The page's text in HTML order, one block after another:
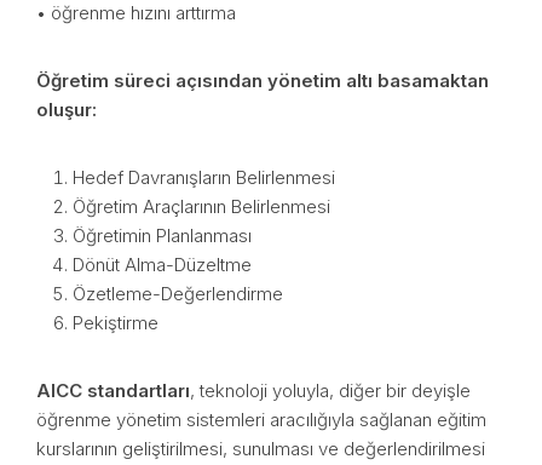
• öğrenme hızını arttırma
Öğretim süreci açısından yönetim altı basamaktan
oluşur:
Hedef Davranışların Belirlenmesi
Öğretim Araçlarının Belirlenmesi
Öğretimin Planlanması
Dönüt Alma-Düzeltme
Özetleme-Değerlendirme
Pekiştirme
AICC standartları, teknoloji yoluyla, diğer bir deyişle
öğrenme yönetim sistemleri aracılığıyla sağlanan eğitim
kurslarının geliştirilmesi, sunulması ve değerlendirilmesi